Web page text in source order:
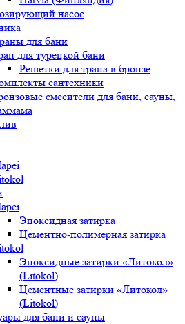
насос
для бани
для турецкой бани
Решетки для трапа в бронзе
сантехники
смесители для бани, сауны,
Эпоксидная затирка
Цементно-полимерная затирка
Эпоксидные затирки «Литокол»
(Litokol)
Цементные затирки «Литокол»
(Litokol)
для бани и сауны